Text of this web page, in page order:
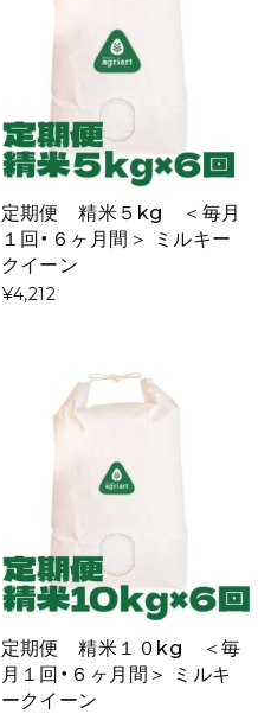
定期便 精米５kg ＜毎月
１回・６ヶ月間＞ ミルキー
クイーン
¥4,212
定期便 精米１０kg ＜毎
月１回・６ヶ月間＞ ミルキ
ークイーン